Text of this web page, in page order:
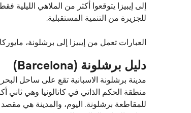
إلى إيبيزا يتوقعوا أكثر من الملاهي الليلية
للجزيرة من التنمية المستقبلية.
العبارات تعمل من إيبيزا إلى برشلونة،
دليل برشلونة (Barcelona)
مدينة برشلونة الاسبانية تقع على ساحل
منطقة الحكم الذاتي في كاتالونيا وهي
للمقاطعة برشلونة. اليوم، والمدينة هي